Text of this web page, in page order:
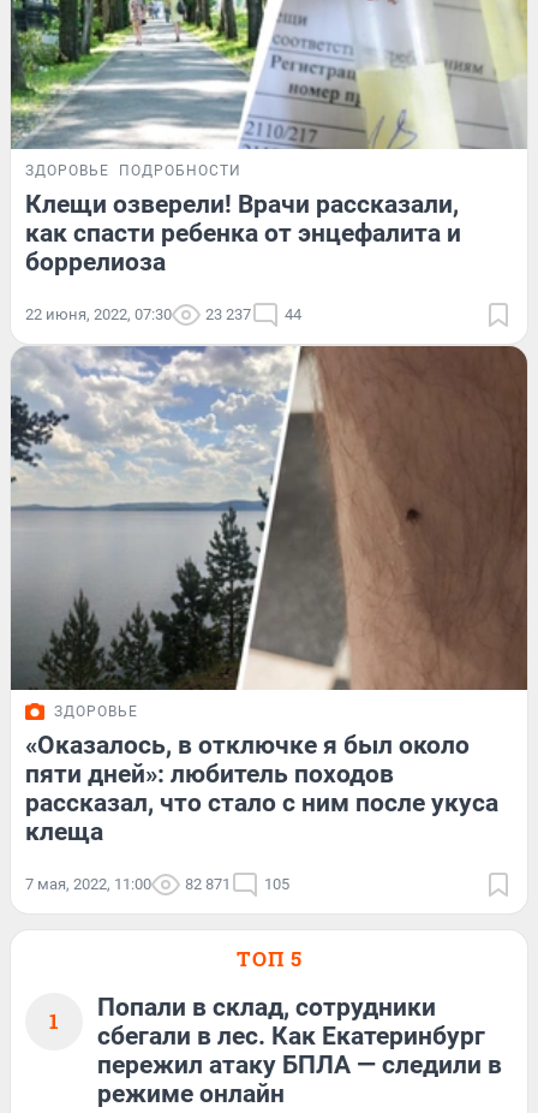
ЗДОРОВЬЕ ПОДРОБНОСТИ
Клещи озверели! Врачи рассказали,
как спасти ребенка от энцефалита и
боррелиоза
22 июня, 2022, 07:30 23 237 44
ЗДОРОВЬЕ
«Оказалось, в отключке я был около
пяти дней»: любитель походов
рассказал, что стало с ним после укуса
клеща
7 мая, 2022, 11:00 82 871 105
ТОП 5
1
Попали в склад, сотрудники
сбегали в лес. Как Екатеринбург
пережил атаку БПЛА — следили в
режиме онлайн